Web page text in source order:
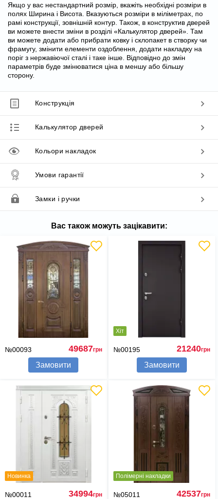
Якщо у вас нестандартний розмір, вкажіть необхідні розміри в
полях Ширина і Висота. Вказуються розміри в міліметрах, по
рамі конструкції, зовнішній контур. Також, в конструктив дверей
ви можете внести зміни в розділі «Калькулятор дверей». Там
ви можете додати або прибрати ковку і склопакет в створку чи
фрамугу, змінити елементи оздоблення, додати накладку на
поріг з нержавіючої сталі і таке інше. Відповідно до змін
параметрів буде змінюватися ціна в меншу або більшу
сторону.
Конструкція
Калькулятор дверей
Кольори накладок
Умови гарантії
Замки і ручки
Вас також можуть зацікавити:
№00093 49687грн
Замовити
Хіт
№00195 21240грн
Замовити
Новинка
№00011 34994грн
Полімерні накладки
№05011 42537грн